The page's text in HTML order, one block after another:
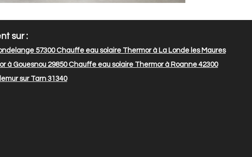
sur :
57300Chauffe eau solaire Thermor à La Londe les Maures
à Gouesnou 29850Chauffe eau solaire Thermor à Roanne 42300
sur Tarn 31340